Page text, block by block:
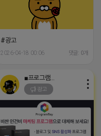
#광고
2026-04-18 00:06 댓글: 0개
광고